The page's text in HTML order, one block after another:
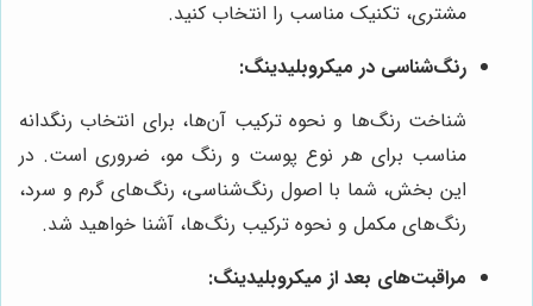
مشتری، تکنیک مناسب را انتخاب کنید.
رنگ‌شناسی در میکروبلیدینگ:
شناخت رنگ‌ها و نحوه ترکیب آن‌ها، برای انتخاب رنگدانه
مناسب برای هر نوع پوست و رنگ مو، ضروری است. در
این بخش، شما با اصول رنگ‌شناسی، رنگ‌های گرم و سرد،
رنگ‌های مکمل و نحوه ترکیب رنگ‌ها، آشنا خواهید شد.
مراقبت‌های بعد از میکروبلیدینگ: